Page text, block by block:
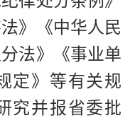
》《中华人民
法》《事业单
定》等有关规
究并报省委批